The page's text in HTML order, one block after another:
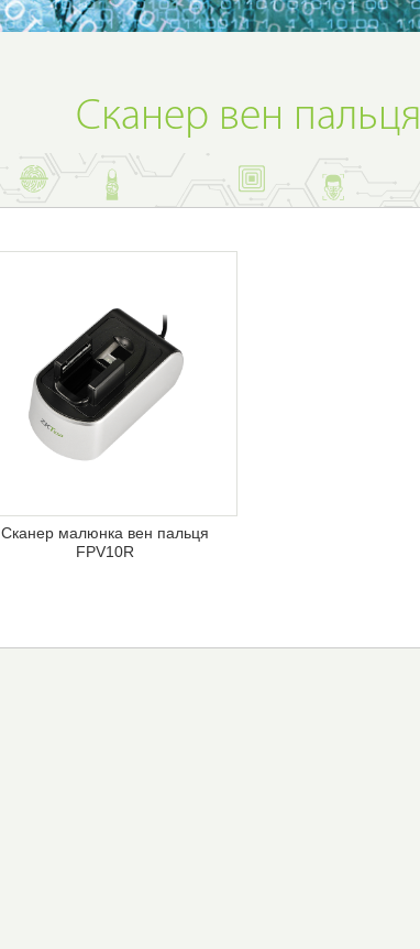
Сканер вен пальця
Сканер малюнка вен пальця
FPV10R